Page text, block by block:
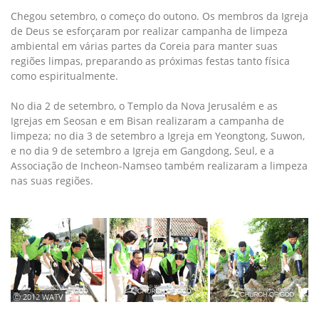
Chegou setembro, o começo do outono. Os membros da Igreja
de Deus se esforçaram por realizar campanha de limpeza
ambiental em várias partes da Coreia para manter suas
regiões limpas, preparando as próximas festas tanto física
como espiritualmente.
No dia 2 de setembro, o Templo da Nova Jerusalém e as
Igrejas em Seosan e em Bisan realizaram a campanha de
limpeza; no dia 3 de setembro a Igreja em Yeongtong, Suwon,
e no dia 9 de setembro a Igreja em Gangdong, Seul, e a
Associação de Incheon-Namseo também realizaram a limpeza
nas suas regiões.
ⓒ 2012 WATV